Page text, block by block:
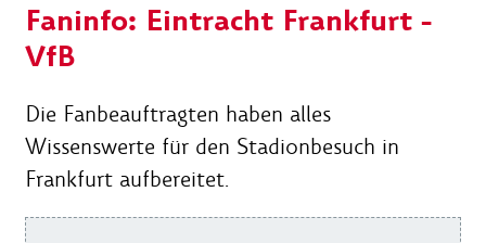
Faninfo: Eintracht Frankfurt -
VfB
Die Fanbeauftragten haben alles
Wissenswerte für den Stadionbesuch in
Frankfurt aufbereitet.